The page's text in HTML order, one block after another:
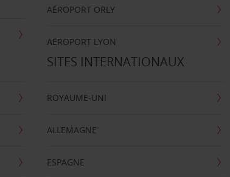
AÉROPORT ORLY
AÉROPORT LYON
SITES INTERNATIONAUX
ROYAUME-UNI
ALLEMAGNE
ESPAGNE